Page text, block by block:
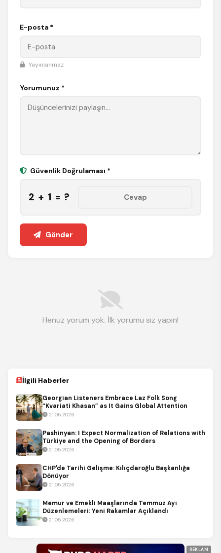
E-posta *
Yayınlanmaz
Yorumunuz *
Güvenlik Doğrulaması *
2 + 1 = ?
Gönder
Henüz yorum yok. İlk yorumu siz yapın!
İlgili Haberler
Georgian Listeners Embrace Laz Folk Song
“Kvariati Khasan” as It Gains Global Attention
21.05.2026
Pashinyan: I Expect Normalization of Relations with
Türkiye and the Opening of Borders
21.05.2026
CHP'de Tarihi Gelişme: Kılıçdaroğlu Başkanlığa
Dönüyor
21.05.2026
Memur ve Emekli Maaşlarında Temmuz Ayı
Düzenlemeleri: Yeni Rakamlar Açıklandı
21.05.2026
REKLAM